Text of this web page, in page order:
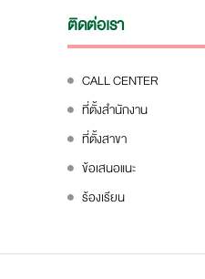
ติดต่อเรา
CALL CENTER
ที่ตั้งสำนักงาน
ที่ตั้งสาขา
ข้อเสนอแนะ
ร้องเรียน